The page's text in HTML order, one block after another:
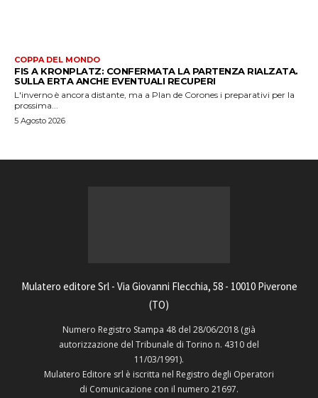
COPPA DEL MONDO
FIS A KRONPLATZ: CONFERMATA LA PARTENZA RIALZATA.
SULLA ERTA ANCHE EVENTUALI RECUPERI
L'inverno è ancora distante, ma a Plan de Corones i preparativi per la
prossima...
5 Agosto 2026
Mulatero editore Srl - Via Giovanni Flecchia, 58 - 10010 Piverone
(TO)
Numero Registro Stampa 48 del 28/06/2018 (già
autorizzazione del Tribunale di Torino n. 4310 del
11/03/1991).
Mulatero Editore srl è iscritta nel Registro degli Operatori
di Comunicazione con il numero 21697.